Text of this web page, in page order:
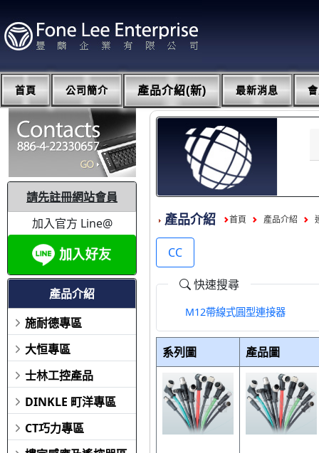
首頁 公司簡介 產品介紹(新) 最新消息
請先註冊網站會員
加入官方 Line@
產品介紹
施耐德專區
大恒專區
士林工控產品
DINKLE 町洋專區
CT巧力專區
產品介紹 首頁 產品介紹
CC
快速搜尋
M12帶線式圓型連接器
系列圖 產品圖